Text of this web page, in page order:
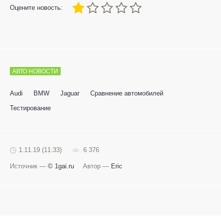
Оцените новость:
20
1 3 4 5
АВТО НОВОСТИ
Audi BMW Jaguar
Сравнение автомобилей
Тестирование
1.11.19 (11:33) 6 376
Источник — © 1gai.ru Автор — Eric